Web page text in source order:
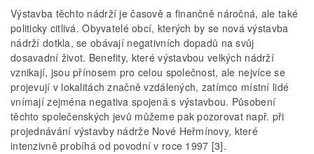
Výstavba těchto nádrží je časově a finančně náročná, ale také
politicky citlivá. Obyvatelé obcí, kterých by se nová výstavba
nádrží dotkla, se obávají negativních dopadů na svůj
dosavadní život. Benefity, které výstavbou velkých nádrží
vznikají, jsou přínosem pro celou společnost, ale nejvíce se
projevují v lokalitách značně vzdálených, zatímco místní lidé
vnímají zejména negativa spojená s výstavbou. Působení
těchto společenských jevů můžeme pak pozorovat např. při
projednávání výstavby nádrže Nové Heřmínovy, které
intenzivně probíhá od povodní v roce 1997 [3].